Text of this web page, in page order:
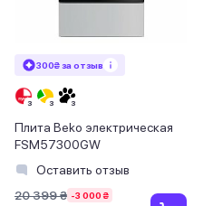
300₴ за отзыв
Плита Beko электрическая
FSM57300GW
Оставить отзыв
20 399 ₴ -3 000 ₴